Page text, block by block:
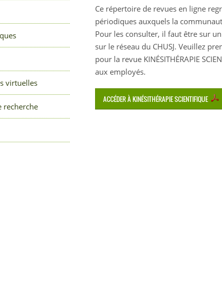
virtuelles
recherche
Ce répertoire de revues en ligne
périodiques auxquels la
Pour les consulter, il faut être sur
sur le réseau du CHUSJ. Veuillez
pour la revue KINÉSITHÉRAPIE
aux employés.
ACCÉDER À KINÉSITHÉRAPIE SCIENTIFIQUE